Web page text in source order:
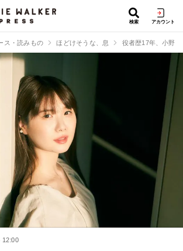
検索 アカウント
ス・読みもの ほどけそうな、息 役者歴17年、小野
12:00